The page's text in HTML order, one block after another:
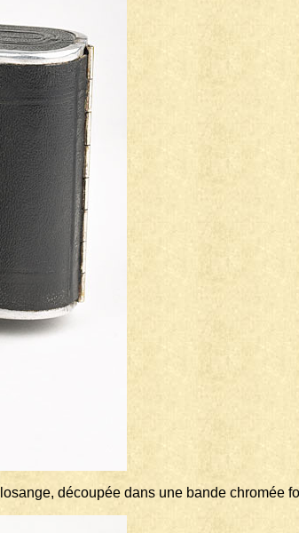
découpée dans une bande chromée